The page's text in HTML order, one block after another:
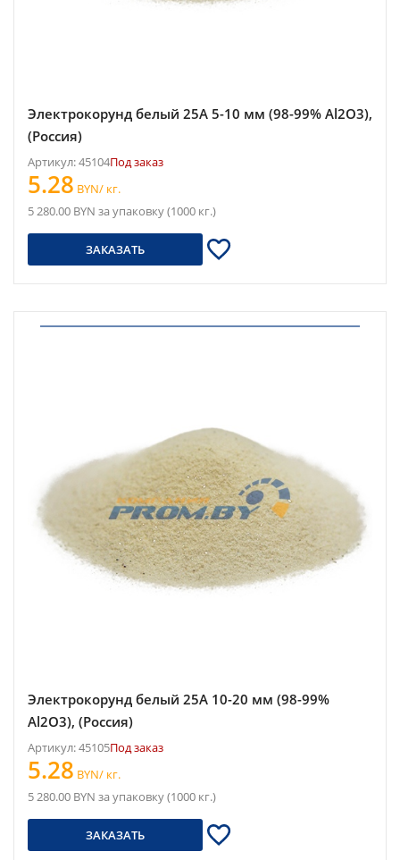
Электрокорунд белый 25A 5-10 мм (98-99% Al2O3),
(Россия)
Артикул: 45104Под заказ
5.28 BYN/ кг.
5 280.00 BYN за упаковку (1000 кг.)
ЗАКАЗАТЬ
Электрокорунд белый 25A 10-20 мм (98-99%
Al2O3), (Россия)
Артикул: 45105Под заказ
5.28 BYN/ кг.
5 280.00 BYN за упаковку (1000 кг.)
ЗАКАЗАТЬ